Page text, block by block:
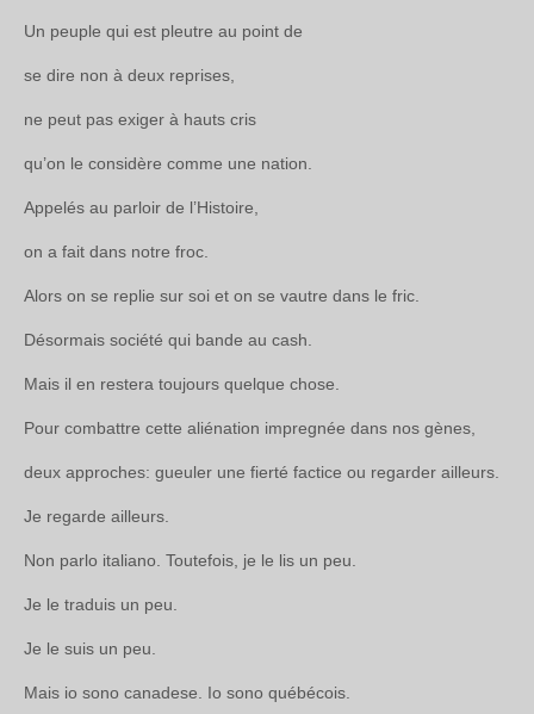
Un peuple qui est pleutre au point de
se dire non à deux reprises,
ne peut pas exiger à hauts cris
qu’on le considère comme une nation.
Appelés au parloir de l’Histoire,
on a fait dans notre froc.
Alors on se replie sur soi et on se vautre dans le fric.
Désormais société qui bande au cash.
Mais il en restera toujours quelque chose.
Pour combattre cette aliénation impregnée dans nos gènes,
deux approches: gueuler une fierté factice ou regarder ailleurs.
Je regarde ailleurs.
Non parlo italiano. Toutefois, je le lis un peu.
Je le traduis un peu.
Je le suis un peu.
Mais io sono canadese. Io sono québécois.